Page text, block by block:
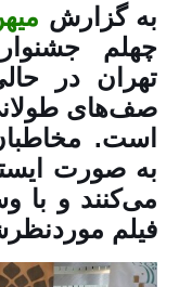
به گزارش
چهلم
تهران در
صف‌های
است.
به صورت
می‌کنند و با
فیلم